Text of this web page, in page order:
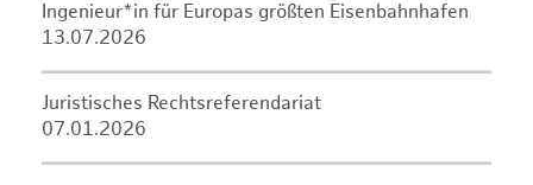
Ingenieur*in für Europas größten Eisenbahnhafen
13.07.2026
Juristisches Rechtsreferendariat
07.01.2026